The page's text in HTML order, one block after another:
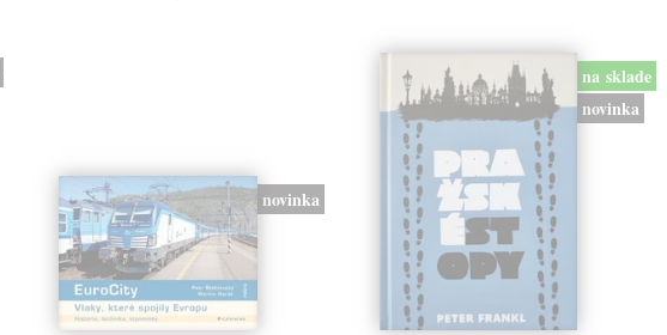
novinka
na sklade
novinka